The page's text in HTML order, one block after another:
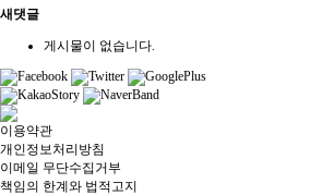
새댓글
게시물이 없습니다.
이용약관
개인정보처리방침
이메일 무단수집거부
책임의 한계와 법적고지